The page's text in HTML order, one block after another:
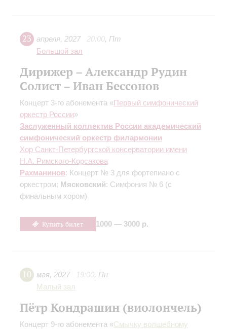
23 апреля, 2027 20:00, Пт
Большой зал
Дирижер – Александр Рудин
Солист – Иван Бессонов
Концерт 3-го абонемента «Первый симфонический
оркестр России»
Заслуженный коллектив России академический
симфонический оркестр филармонии
Хор Санкт-Петербургской консерватории имени
Н.А. Римского-Корсакова
Рахманинов: Концерт № 3 для фортепиано с
оркестром; Мясковский: Симфония № 6 (с
финальным хором)
Купить билет 1000 — 3000 р.
10 мая, 2027 19:00, Пн
Малый зал
Пётр Кондрашин (виолончель)
Концерт 9-го абонемента «Смычку волшебному